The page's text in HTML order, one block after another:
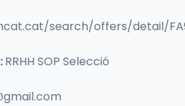
search/offers/detail/
RRHH SOP Selecció